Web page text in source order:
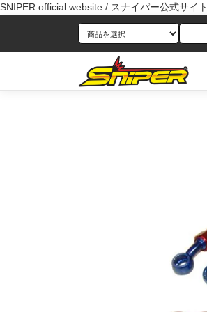
SNIPER official website / スナイパー公式サイト